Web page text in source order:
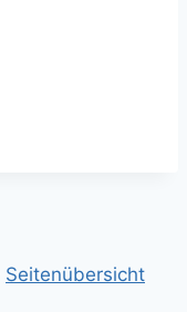
Seitenübersicht